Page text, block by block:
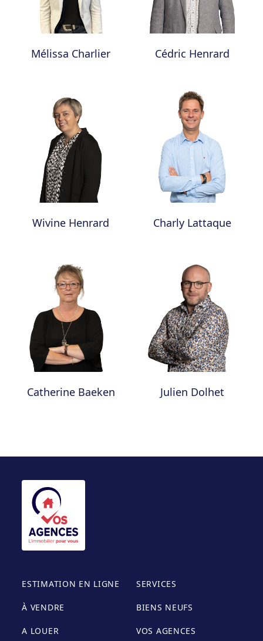
Mélissa Charlier Cédric Henrard
Wivine Henrard Charly Lattaque
Catherine Baeken Julien Dolhet
ESTIMATION EN LIGNE SERVICES
À VENDRE BIENS NEUFS
A LOUER VOS AGENCES